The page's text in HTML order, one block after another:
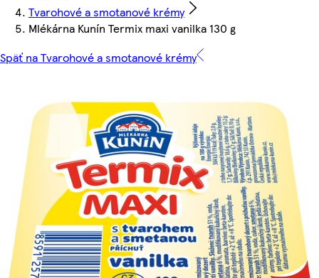
Tvarohové a smotanové krémy
Mlékárna Kunín Termix maxi vanilka 130 g
Späť na Tvarohové a smotanové krémy